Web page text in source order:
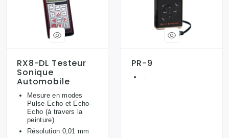
RX8-DL Testeur
Sonique
Automobile
Mesure en modes
Pulse-Echo et Echo-
Echo (à travers la
peinture)
Résolution 0,01 mm
PR-9
..